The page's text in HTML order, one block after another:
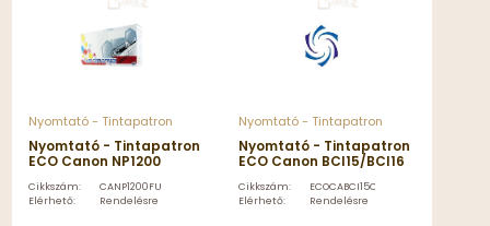
Nyomtató - Tintapatron
Nyomtató - Tintapatron
ECO Canon NP1200
CANP1200FU
Cikkszám:
CANP1200FU
Elérhető:
Rendelésre
Nyomtató - Tintapatron
Nyomtató - Tintapatron
ECO Canon BCI15/BCI16
tintapatron -
ECOCABCI15COL
Cikkszám:
ECOCABCI15COL
Elérhető:
Rendelésre